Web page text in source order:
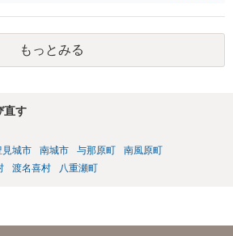
もっとみる
直す
見城市 南城市 与那原町
南風原町
渡名喜村 八重瀬町